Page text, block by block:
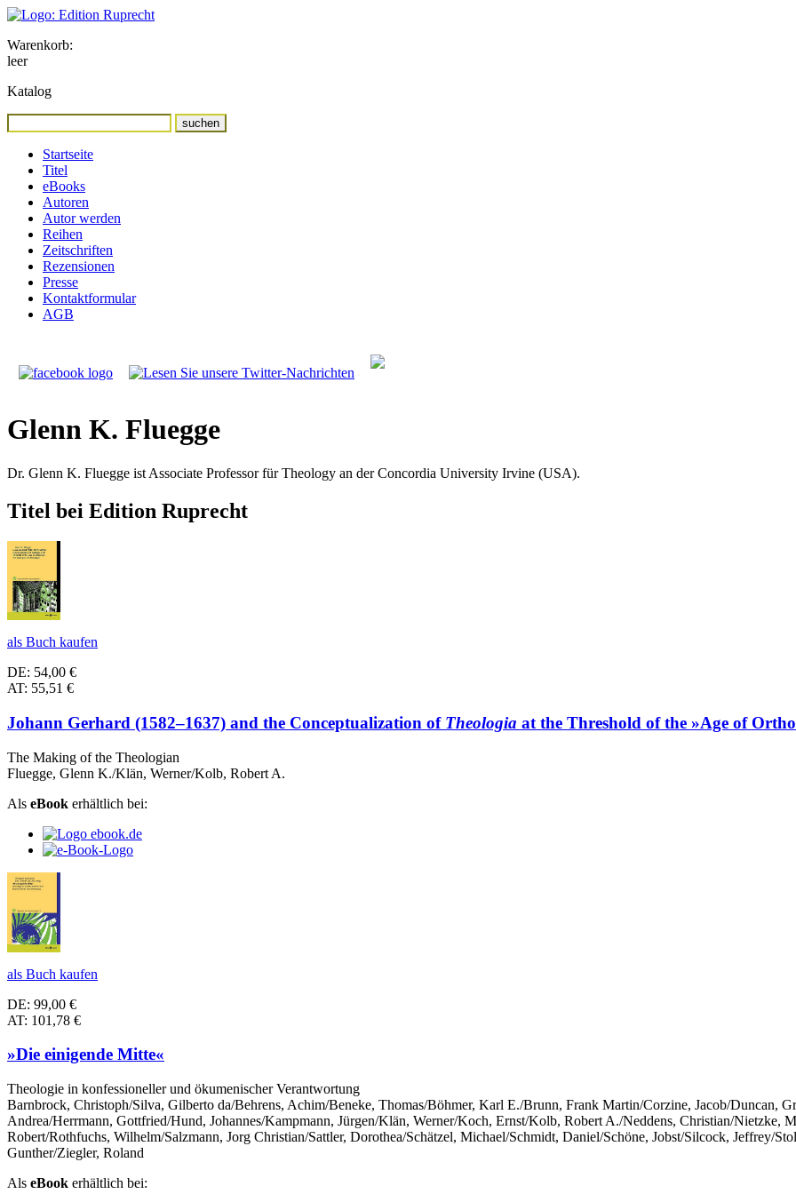
Warenkorb:
leer
Katalog
Startseite
Titel
eBooks
Autoren
Autor werden
Reihen
Zeitschriften
Rezensionen
Presse
Kontaktformular
AGB
Glenn K. Fluegge
Dr. Glenn K. Fluegge ist Associate Professor für Theology an der Concordia University Irvine (USA).
Titel bei Edition Ruprecht
als Buch kaufen
DE: 54,00 €
AT: 55,51 €
Johann Gerhard (1582–1637) and the Conceptualization of Theologia at the Threshold of the »Age of
The Making of the Theologian
Fluegge, Glenn K./Klän, Werner/Kolb, Robert A.
Als eBook erhältlich bei:
als Buch kaufen
DE: 99,00 €
AT: 101,78 €
»Die einigende Mitte«
Theologie in konfessioneller und ökumenischer Verantwortung
Barnbrock, Christoph/Silva, Gilberto da/Behrens, Achim/Beneke, Thomas/Böhmer, Karl E./Brunn, Frank Martin/Corzine, Jacob/Duncan,
Andrea/Herrmann, Gottfried/Hund, Johannes/Kampmann, Jürgen/Klän, Werner/Koch, Ernst/Kolb, Robert A./Neddens, Christian/Nietzke,
Robert/Rothfuchs, Wilhelm/Salzmann, Jorg Christian/Sattler, Dorothea/Schätzel, Michael/Schmidt, Daniel/Schöne, Jobst/Silcock, Jeffrey/
Gunther/Ziegler, Roland
Als eBook erhältlich bei: